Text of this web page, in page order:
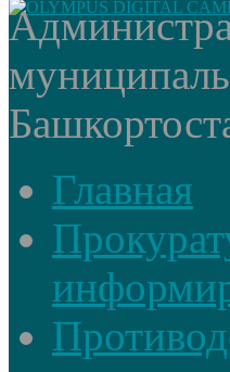
Главная